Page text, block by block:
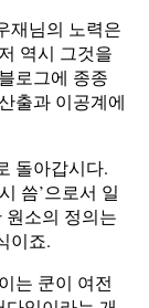
재님의 노력은
역시 그것을
로그에 종종
출과 이공계에
돌아갑시다.
씀’으로서 일
원소의 정의는
이죠.
는 쿤이 여전